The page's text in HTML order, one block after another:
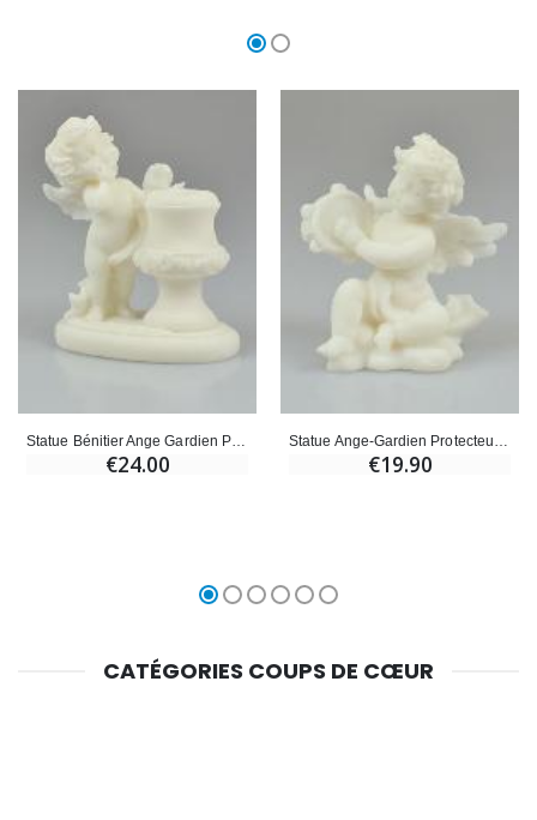
Statue Bénitier Ange Gardien Protecteur en Albâtre - 10 cm
€24.00 €19.90
CATÉGORIES COUPS DE CŒUR